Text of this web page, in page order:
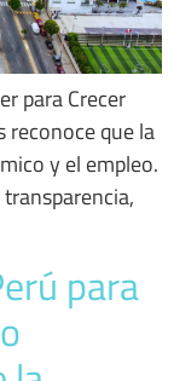
para Crecer
reconoce que la
y el empleo.
para